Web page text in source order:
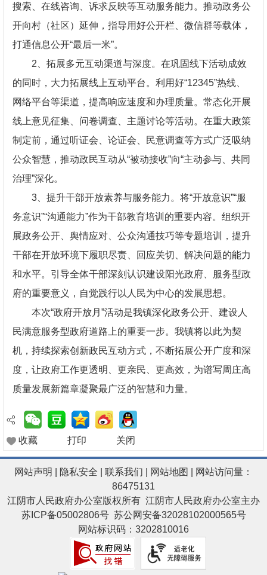
搜索、在线咨询、诉求反映等互动服务能力。推动政务公
开向村（社区）延伸，指导用好公开栏、微信群等载体，
打通信息公开“最后一米”。
2、拓展多元互动渠道与深度。在巩固线下活动成效
的同时，大力拓展线上互动平台。利用好“12345”热线、
网络平台等渠道，提高响应速度和办理质量。常态化开展
线上意见征集、问卷调查、主题讨论等活动。在重大政策
制定前，通过听证会、论证会、民意调查等方式广泛吸纳
公众智慧，推动政民互动从“被动接收”向“主动参与、共同
治理”深化。
3、提升干部开放素养与服务能力。将“开放意识”“服
务意识”“沟通能力”作为干部教育培训的重要内容。组织开
展政务公开、舆情应对、公众沟通技巧等专题培训，提升
干部在开放环境下履职尽责、回应关切、解决问题的能力
和水平。引导全体干部深刻认识建设阳光政府、服务型政
府的重要意义，自觉践行以人民为中心的发展思想。
本次“政府开放月”活动是我镇深化政务公开、建设人
民满意服务型政府道路上的重要一步。我镇将以此为契
机，持续探索创新政民互动方式，不断拓展公开广度和深
度，让政府工作更透明、更亲民、更高效，为谱写周庄高
质量发展新篇章凝聚最广泛的智慧和力量。
收藏 打印 关闭
网站声明 隐私安全 联系我们 网站地图
| 网站访问量：
86475131
江阴市人民政府办公室版权所有 江阴市人民政府办公室主办
苏ICP备05002806号 苏公网安备32028102000565号
网站标识码：3202810016